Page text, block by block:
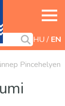
HU EN
Pincehelyen